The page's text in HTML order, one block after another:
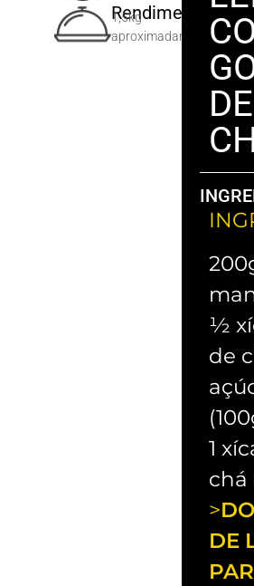
Rendimento
1,5kg
aproximadamente
DE
½
de
1
chá
>
DE